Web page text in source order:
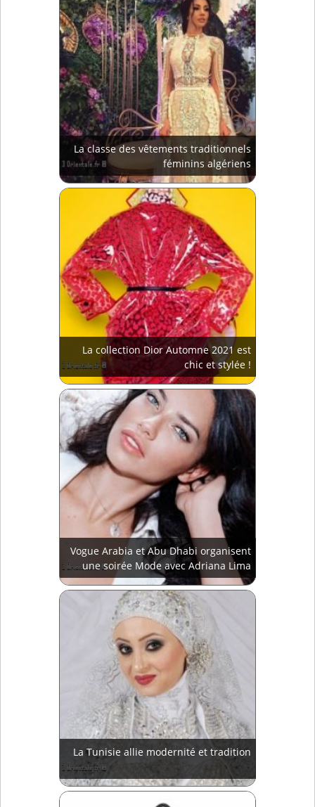
La classe des vêtements traditionnels
féminins algériens
La collection Dior Automne 2021 est
chic et stylée !
Vogue Arabia et Abu Dhabi organisent
une soirée Mode avec Adriana Lima
La Tunisie allie modernité et tradition